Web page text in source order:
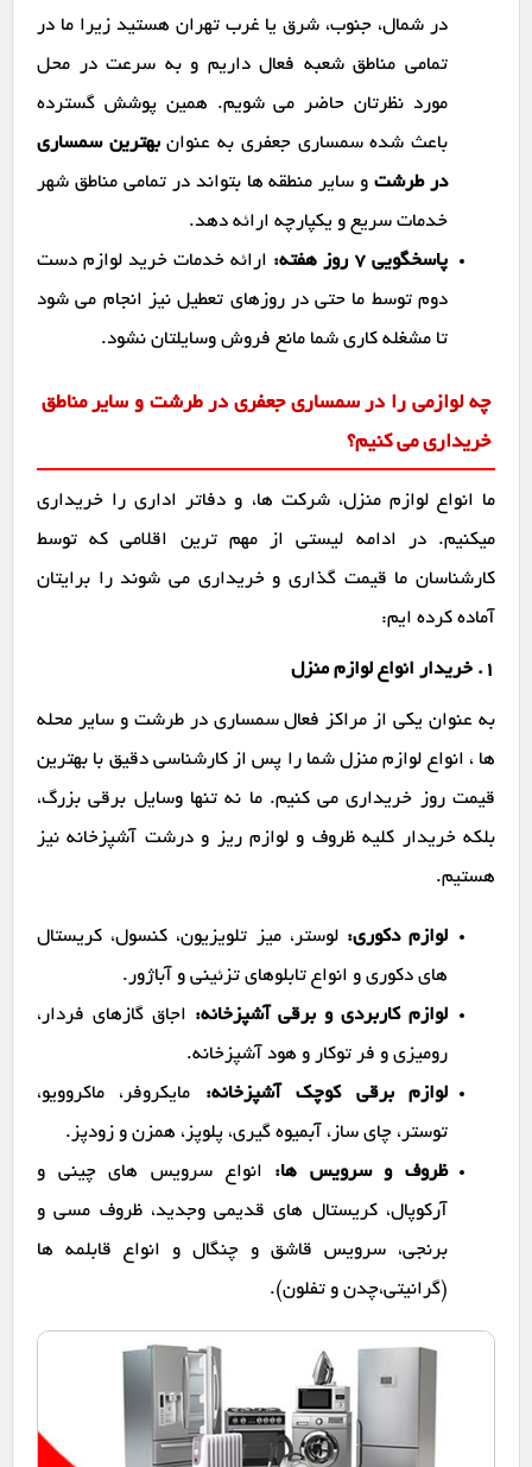
در شمال، جنوب، شرق یا غرب تهران هستید زیرا ما در
تمامی مناطق شعبه فعال داریم و به سرعت در محل
مورد نظرتان حاضر می شویم. همین پوشش گسترده
باعث شده سمساری جعفری به عنوانبهترین سمساری
در طرشتو سایر منطقه ها بتواند در تمامی مناطق شهر
خدمات سریع و یکپارچه ارائه دهد.
پاسخگویی ۷ روز هفته:
ارائه خدمات خرید لوازم دست
دوم توسط ما حتی در روزهای تعطیل نیز انجام می شود
تا مشغله کاری شما مانع فروش وسایلتان نشود.
چه لوازمی را در سمساری جعفری در طرشت و سایر مناطق
خریداری می کنیم؟
ما انواع لوازم منزل، شرکت ها، و دفاتر اداری را خریداری
میکنیم. در ادامه لیستی از مهم ترین اقلامی که توسط
کارشناسان ما قیمت گذاری و خریداری می شوند را برایتان
آماده کرده ایم:
1. خریدار انواع لوازم منزل
به عنوان یکی از مراکز فعال سمساری در طرشت و سایر محله
ها ، انواع لوازم منزل شما را پس از کارشناسی دقیق با بهترین
قیمت روز خریداری می کنیم. ما نه تنها وسایل برقی بزرگ،
بلکه خریدار کلیه ظروف و لوازم ریز و درشت آشپزخانه نیز
هستیم.
لوازم دکوری: لوستر، میز تلویزیون، کنسول، کریستال
های دکوری و انواع تابلوهای تزئینی و آباژور.
لوازم کاربردی و برقی آشپزخانه: اجاق گازهای فردار،
رومیزی و فر توکار و هود آشپزخانه.
لوازم برقی کوچک آشپزخانه: مایکروفر، ماکروویو،
توستر، چای ساز، آبمیوه گیری، پلوپز، همزن و زودپز.
ظروف و سرویس ها: انواع سرویس های چینی و
آرکوپال، کریستال های قدیمی وجدید، ظروف مسی و
برنجی، سرویس قاشق و چنگال و انواع قابلمه ها
(گرانیتی،چدن و تفلون).